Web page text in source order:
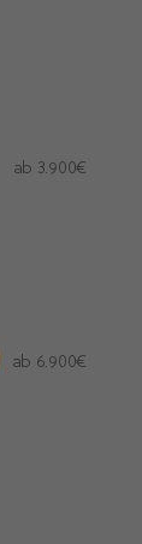
ab 3.900€
ab 6.900€